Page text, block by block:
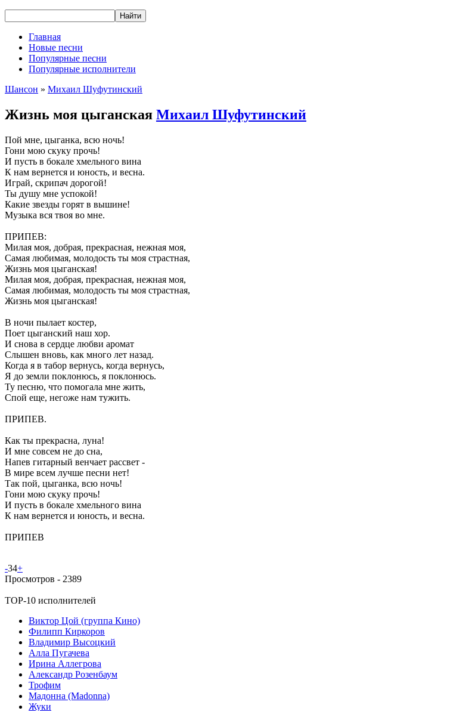
Главная
Новые песни
Популярные песни
Популярные исполнители
Шансон » Михаил Шуфутинский
Жизнь моя цыганская Михаил Шуфутинский
Пой мне, цыганка, всю ночь!
Гони мою скуку прочь!
И пусть в бокале хмельного вина
К нам вернется и юность, и весна.
Играй, скрипач дорогой!
Ты душу мне успокой!
Какие звезды горят в вышине!
Музыка вся твоя во мне.
ПРИПЕВ:
Милая моя, добрая, прекрасная, нежная моя,
Самая любимая, молодость ты моя страстная,
Жизнь моя цыганская!
Милая моя, добрая, прекрасная, нежная моя,
Самая любимая, молодость ты моя страстная,
Жизнь моя цыганская!
В ночи пылает костер,
Поет цыганский наш хор.
И снова в сердце любви аромат
Слышен вновь, как много лет назад.
Когда я в табор вернусь, когда вернусь,
Я до земли поклонюсь, я поклонюсь.
Ту песню, что помогала мне жить,
Спой еще, негоже нам тужить.
ПРИПЕВ.
Как ты прекрасна, луна!
И мне совсем не до сна,
Напев гитарный венчает рассвет -
В мире всем лучше песни нет!
Так пой, цыганка, всю ночь!
Гони мою скуку прочь!
И пусть в бокале хмельного вина
К нам вернется и юность, и весна.
ПРИПЕВ
-34+
Просмотров - 2389
TOP-10 исполнителей
Виктор Цой (группа Кино)
Филипп Киркоров
Владимир Высоцкий
Алла Пугачева
Ирина Аллегрова
Александр Розенбаум
Трофим
Мадонна (Madonna)
Жуки